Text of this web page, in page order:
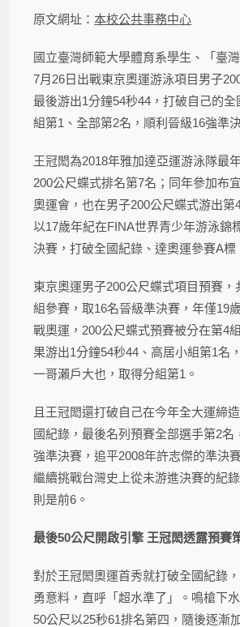
原文網址：本校公共事務中心
國立臺灣師範大學體育系學生、「臺
7月26日出戰東京奧運游泳項目男子
最後游出1分鐘54秒44，打破自己的
組第1、全部第2名，順利晉級16強準
王冠閎為2018年雅加達亞運游泳隊最
200公尺蝶式排名第7名；同年參加布
奧運會，也在男子200公尺蝶式游出第
以17歲年紀在FINA世界青少年游泳錦
決賽，打破全國紀錄、達奧運參賽A標
東京奧運男子200公尺蝶式項目預賽，
組參賽，取16名晉級準決賽，年僅19
戰奧運，200公尺蝶式預賽被分在第4
果游出1分鐘54秒44、高居小組第1名
一哥瀨戶大也，取得分組第1。
且王冠閎還打破自己在今年全大運締
國紀錄，最後名列預賽全部選手第2名
強準決賽，追平2008年許志傑的準決
繼續挑戰台灣史上從未游進決賽的紀
則是前6。
最後50公尺開啟引擎 王冠閎透露預賽
對於王冠閎奧運首秀就打破全國紀錄
勇意料，直呼「超水準了」。鳴槍下
50公尺以25秒61排名第四，隨後逐漸